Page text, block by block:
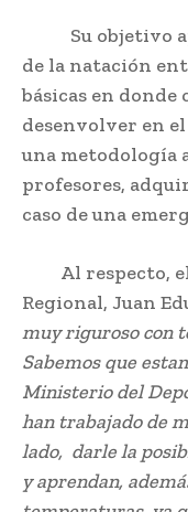
Su objetivo
de la natación
básicas en donde
desenvolver en
una metodología
profesores,
caso de una
Al respecto, el
Regional, Juan
muy riguroso con
Sabemos que
Ministerio del
han trabajado de
lado, darle la
y aprendan,